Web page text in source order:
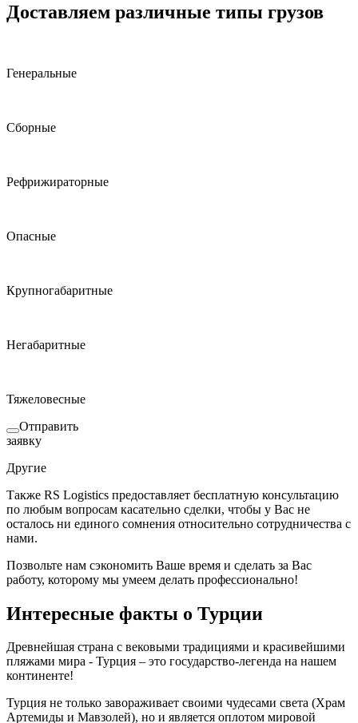
Доставляем различные типы грузов
Генеральные
Сборные
Рефрижираторные
Опасные
Крупногабаритные
Негабаритные
Тяжеловесные
Отправить
заявку
Другие
Также RS Logistics предоставляет бесплатную консультацию
по любым вопросам касательно сделки, чтобы у Вас не
осталось ни единого сомнения относительно сотрудничества с
нами.
Позвольте нам сэкономить Ваше время и сделать за Вас
работу, которому мы умеем делать профессионально!
Интересные факты о Турции
Древнейшая страна с вековыми традициями и красивейшими
пляжами мира - Турция – это государство-легенда на нашем
континенте!
Турция не только завораживает своими чудесами света (Храм
Артемиды и Мавзолей), но и является оплотом мировой